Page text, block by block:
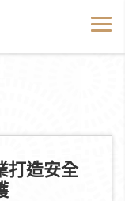
打造安全